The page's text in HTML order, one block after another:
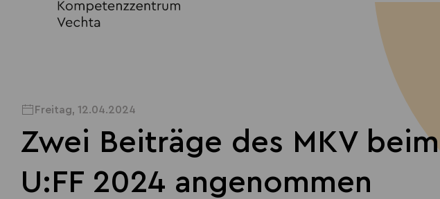
Freitag, 12.04.2024
Zwei Beiträge des MKV beim
U:FF 2024 angenommen